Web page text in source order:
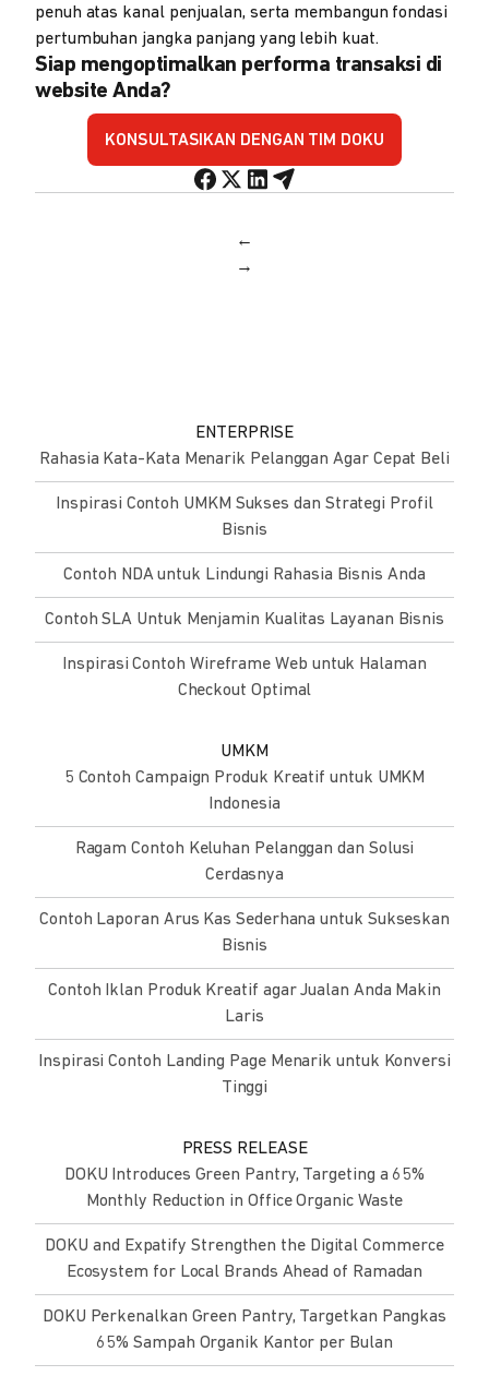
penuh atas kanal penjualan, serta membangun fondasi
pertumbuhan jangka panjang yang lebih kuat.
Siap mengoptimalkan performa transaksi di
website Anda?
KONSULTASIKAN DENGAN TIM DOKU
←
→
ENTERPRISE
Rahasia Kata-Kata Menarik Pelanggan Agar Cepat Beli
Inspirasi Contoh UMKM Sukses dan Strategi Profil
Bisnis
Contoh NDA untuk Lindungi Rahasia Bisnis Anda
Contoh SLA Untuk Menjamin Kualitas Layanan Bisnis
Inspirasi Contoh Wireframe Web untuk Halaman
Checkout Optimal
UMKM
5 Contoh Campaign Produk Kreatif untuk UMKM
Indonesia
Ragam Contoh Keluhan Pelanggan dan Solusi
Cerdasnya
Contoh Laporan Arus Kas Sederhana untuk Sukseskan
Bisnis
Contoh Iklan Produk Kreatif agar Jualan Anda Makin
Laris
Inspirasi Contoh Landing Page Menarik untuk Konversi
Tinggi
PRESS RELEASE
DOKU Introduces Green Pantry, Targeting a 65%
Monthly Reduction in Office Organic Waste
DOKU and Expatify Strengthen the Digital Commerce
Ecosystem for Local Brands Ahead of Ramadan
DOKU Perkenalkan Green Pantry, Targetkan Pangkas
65% Sampah Organik Kantor per Bulan